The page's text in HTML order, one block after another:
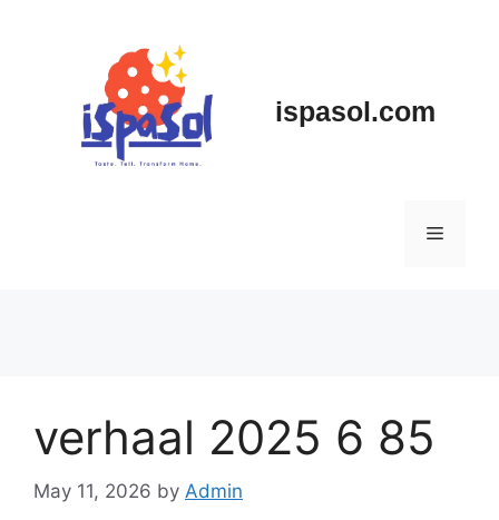
ispasol.com
Menu
verhaal 2025 6 85
May 11, 2026 by Admin